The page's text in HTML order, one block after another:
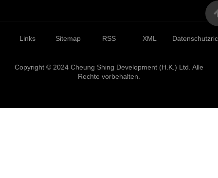
Links Sitemap RSS XML
Copyright © 2024 Cheung Shing Development (H.K.) Ltd. Alle
Rechte vorbehalten.